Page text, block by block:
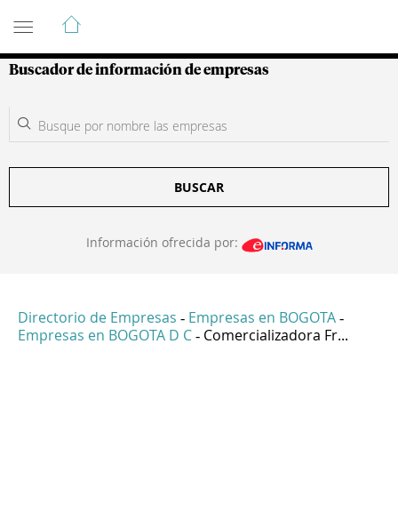
Guía de Empresas Colombianas
Buscador de información de empresas
BUSCAR
Información ofrecida por:
Directorio de Empresas - Empresas en BOGOTA -
Empresas en BOGOTA D C - Comercializadora Fr...